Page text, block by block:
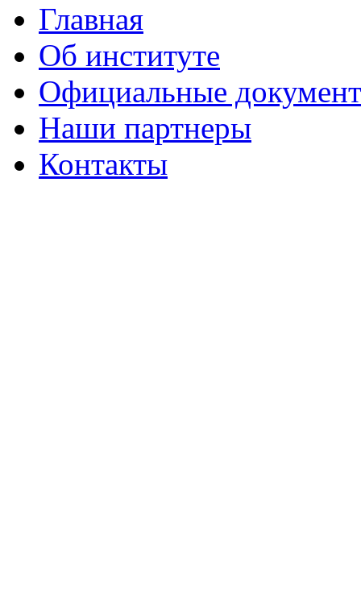
Главная
Об институте
Официальные
Наши партнеры
Контакты